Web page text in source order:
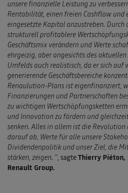
unsere finanzielle Leistung zu
Rentabilität, einen freien Cashflow und
eingesetzte Kapital anzustreben.
strukturell profitablere
Geschäftsmix verändern und Werte
ehrgeizig, aber angesichts des
Umfelds auch realistisch, da er sich auf
generierende Geschäftsbereiche
Renaulution-Plans ist eigenfinanziert,
Finanzierungen und Partnerschaften
zu wichtigen Wertschöpfungsketten
und Innovation zu fördern und
senken. Alles in allem ist die
darauf ab, Werte für alle unsere
Dividendenpolitik und unser Ziel, die
stärken, zeigen. ", sagteThierry Piéton,
Renault Group.